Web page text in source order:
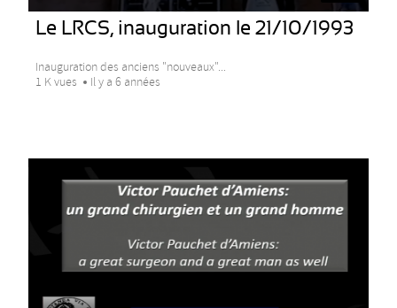
Le LRCS, inauguration le 21/10/1993
Inauguration des anciens "nouveaux"...
1 K vues
Il y a 6 années